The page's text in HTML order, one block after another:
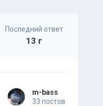
Последний ответ
13 г
m-bass
33 постов